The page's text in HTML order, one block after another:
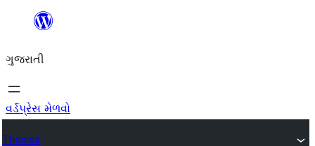
કંટેન્ટ(લખાણ)
જાઓ
ગુજરાતી
વર્ડપ્રેસ મેળવો
Themes